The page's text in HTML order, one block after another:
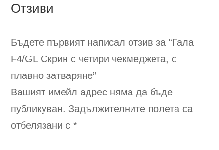
on
the
Отзиви
Бъдете първият написал отзив за “Гала
F4/GLСкрин с четири чекмеджета, с
плавно затваряне”
Вашият имейл адрес няма да бъде
публикуван. Задължителните полета са
отбелязани с*